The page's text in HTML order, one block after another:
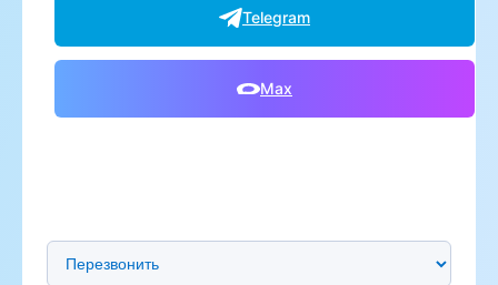
Telegram
Max
Предпочтительный способ связи